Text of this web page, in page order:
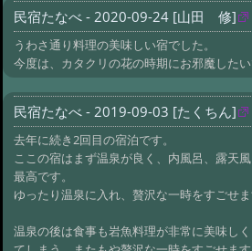
民宿たなべ - 2020-09-24 [山田 修]
うわさ通り料理の美味しい宿でした。
今度は、カタクリの花の時期にお邪魔したい
民宿たなべ - 2019-09-03 [たくちん]
去年に続き2回目の宿泊です。
ここの宿はまず温泉が良く、内風呂、露天
最高です。
ゆったり温泉に入れ、贅沢な一時をすごせま
温泉の後は食事も岩魚料理が非常に美味し